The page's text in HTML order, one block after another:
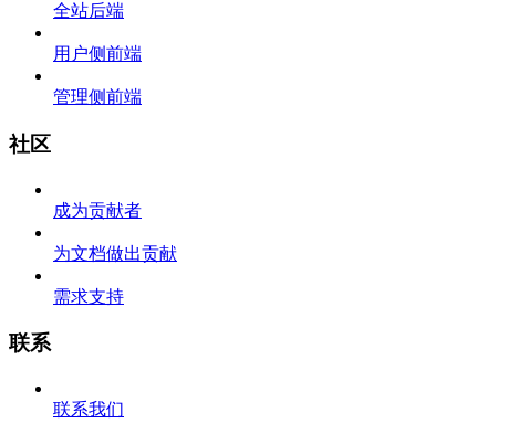
全站后端
用户侧前端
管理侧前端
社区
成为贡献者
为文档做出贡献
需求支持
联系
联系我们